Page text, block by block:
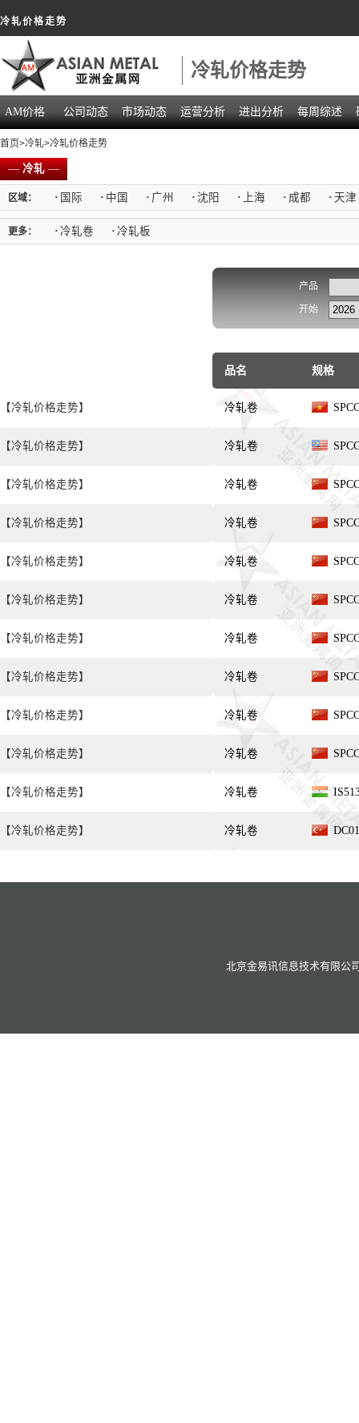
冷轧价格走势
冷轧价格走势
AM价格 公司动态 市场动态 运营分析 进出分析 每周综述
首页>冷轧>冷轧价格走势
—冷轧—
区域： · 国际 · 中国 · 广州 · 沈阳 · 上海 · 成都 · 天津
更多： · 冷轧卷 · 冷轧板
【冷轧价格走势】
【冷轧价格走势】
【冷轧价格走势】
【冷轧价格走势】
【冷轧价格走势】
【冷轧价格走势】
【冷轧价格走势】
【冷轧价格走势】
【冷轧价格走势】
【冷轧价格走势】
【冷轧价格走势】
【冷轧价格走势】
产品
开始
品名 规格
冷轧卷
冷轧卷
冷轧卷
冷轧卷
冷轧卷
冷轧卷
冷轧卷
冷轧卷
冷轧卷
冷轧卷
冷轧卷
冷轧卷
北京金易讯信息技术有限公